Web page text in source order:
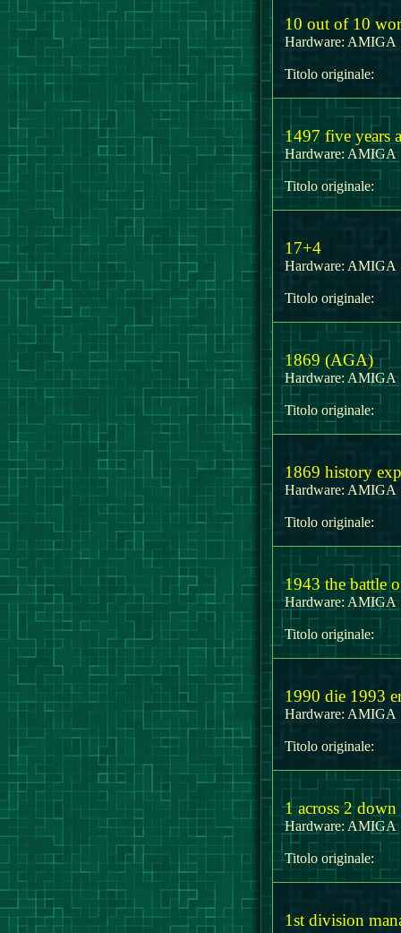
10 out of 10
Hardware:
Titolo originale:
1497 five years
Hardware:
Titolo originale:
17+4
Hardware:
Titolo originale:
1869 (AGA)
Hardware:
Titolo originale:
1869 history
Hardware:
Titolo originale:
1943 the battle
Hardware:
Titolo originale:
1990 die 1993
Hardware:
Titolo originale:
1 across 2 down
Hardware:
Titolo originale:
1st division